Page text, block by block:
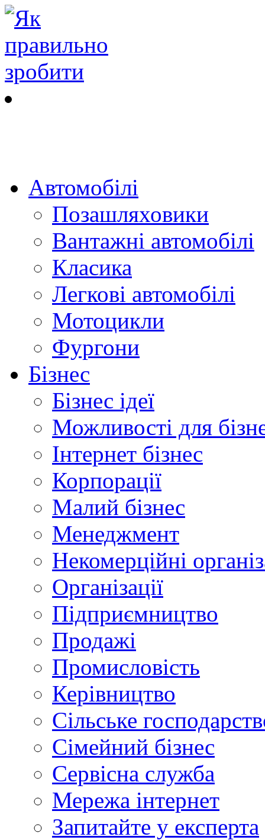
Автомобілі
Позашляховики
Вантажні автомобілі
Класика
Легкові автомобілі
Мотоцикли
Фургони
Бізнес
Бізнес ідеї
Можливості для
Інтернет бізнес
Корпорації
Малий бізнес
Менеджмент
Некомерційні
Організації
Підприємництво
Продажі
Промисловість
Керівництво
Сільське
Сімейний бізнес
Сервісна служба
Мережа інтернет
Запитайте у експерта